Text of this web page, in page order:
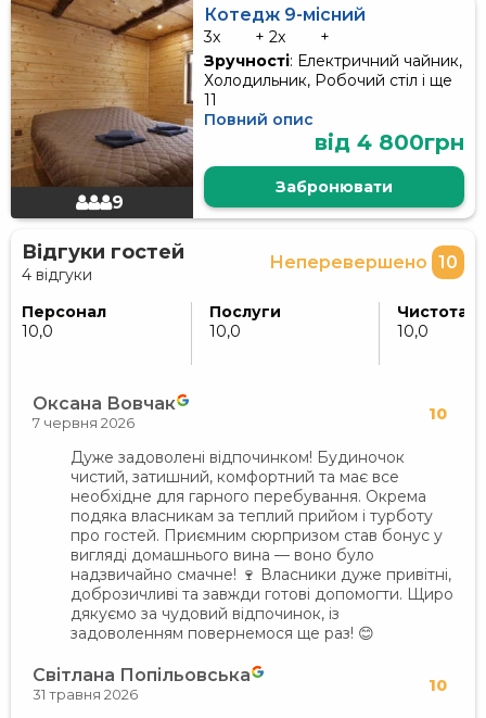
9
Котедж 9-місний
3x + 2x
+
Зручності: Електричний чайник,
Холодильник, Робочий стіл і ще
11
Повний опис
від 4 800грн
Забронювати
Відгуки гостей
4 відгуки
Неперевершено 10
Персонал
10,0
Послуги
10,0
Чистота
10,0
Оксана Вовчак 10
7 червня 2026
Дуже задоволені відпочинком! Будиночок
чистий, затишний, комфортний та має все
необхідне для гарного перебування. Окрема
подяка власникам за теплий прийом і турботу
про гостей. Приємним сюрпризом став бонус у
вигляді домашнього вина — воно було
надзвичайно смачне! 🍷 Власники дуже привітні,
доброзичливі та завжди готові допомогти. Щиро
дякуємо за чудовий відпочинок, із
задоволенням повернемося ще раз! 😊
Світлана Попільовська 10
31 травня 2026